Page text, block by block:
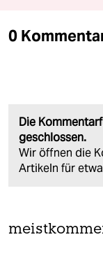
0
Die
geschlossen.
Wir öffnen die
Artikeln für